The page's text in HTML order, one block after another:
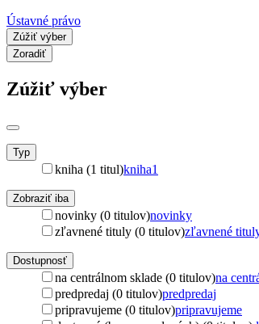
Ústavné právo
Zúžiť výber
Zoradiť
Zúžiť výber
Typ
kniha (1 titul)kniha1
Zobraziť iba
novinky (0 titulov)novinky
zľavnené tituly (0 titulov)zľavnené
Dostupnosť
na centrálnom sklade (0 titulov)na
predpredaj (0 titulov)predpredaj
pripravujeme (0 titulov)pripravujeme